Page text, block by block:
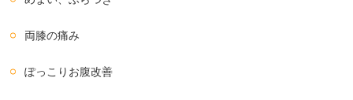
両膝の痛み
ぽっこりお腹改善